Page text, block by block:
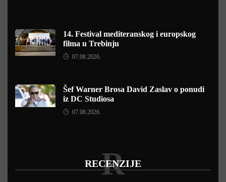
14. Festival mediteranskog i europskog
filma u Trebinju
07.08.2026.
Šef Warner Brosa David Zaslav o ponudi
iz DC Studiosa
07.08.2026.
RECENZIJE
R